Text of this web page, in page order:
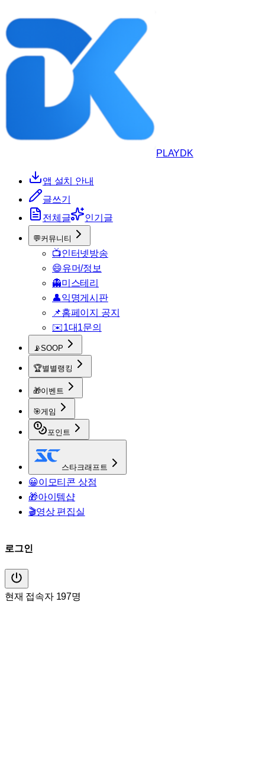
PLAYDK
앱 설치 안내
글쓰기
전체글
인기글
💬커뮤니티
📺인터넷방송
😄유머/정보
👻미스테리
👤익명게시판
📌홈페이지 공지
✉️1대1문의
📡SOOP
🏆별별랭킹
🎁이벤트
🎯게임
포인트
스타크래프트
😀이모티콘 상점
🎁아이템샵
🎬영상 편집실
로그인
현재 접속자 197명